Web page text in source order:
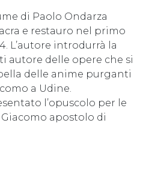
di Paolo Ondarza
e restauro nel primo
L’autore introdurrà la
autore delle opere che si
delle anime purganti
a Udine.
l’opuscolo per le
Giacomo apostolo di